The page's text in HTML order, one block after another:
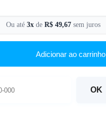
Ou até 3xde R$49,67sem juros
Adicionar ao carrinho
OK